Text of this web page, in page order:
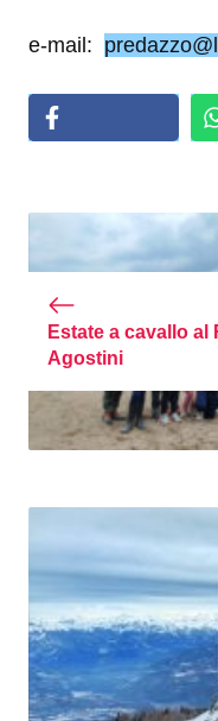
e-mail:
Estate a cavallo al
Agostini